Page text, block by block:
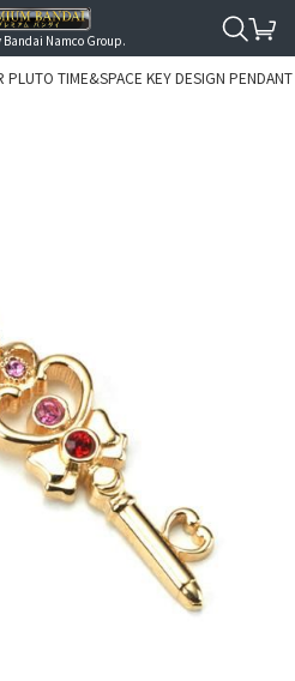
Namco Group.
PLUTO TIME&SPACE KEY DESIGN PENDANT